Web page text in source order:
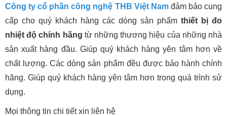
Công ty cổ phần công nghệ THB Việt Namđảm bảo cung
cấp cho quý khách hàng các dòng sản phẩm thiết bị đo
nhiệt độ chính hãng từ những thương hiệu của những nhà
sản xuất hàng đầu. Giúp quý khách hàng yên tâm hơn về
chất lượng. Các dòng sản phẩm đều được bảo hành chính
hãng. Giúp quý khách hàng yên tâm hơn trong quá trình sử
dụng.
Mọi thông tin chi tiết xin liên hệ